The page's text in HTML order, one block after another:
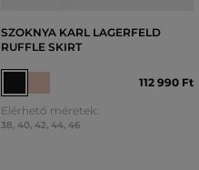
SZOKNYA KARL LAGERFELD
RUFFLE SKIRT
112 990 Ft
Elérhető méretek:
38, 40, 42, 44, 46